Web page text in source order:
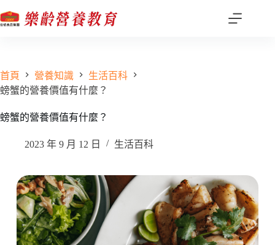
至
容
首頁 營養知識
生活百科
螃蟹的營養價值有什麼？
螃蟹的營養價值有什麼？
2023 年 9 月 12 日 生活百科